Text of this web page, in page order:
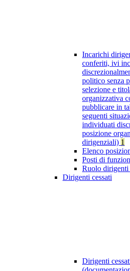
Incarichi
conferiti, ivi
politico senza
selezione e
organizzativa
pubblicare in
seguenti
individuati
posizione
dirigenziali) 1
Elenco
Posti di
Ruolo dirigenti
Dirigenti cessati
Dirigenti